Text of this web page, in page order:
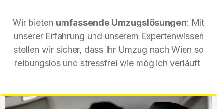
Wir bieten umfassende Umzugslösungen: Mit
unserer Erfahrung und unserem Expertenwissen
stellen wir sicher, dass Ihr Umzug nach Wien so
reibungslos und stressfrei wie möglich verläuft.